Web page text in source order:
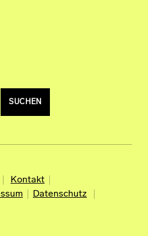
Kontakt
Datenschutz